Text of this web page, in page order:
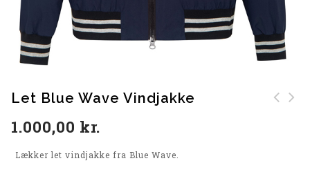
Let Blue Wave Vindjakke
1.000,00 kr.
Lækker let vindjakke fra Blue Wave.